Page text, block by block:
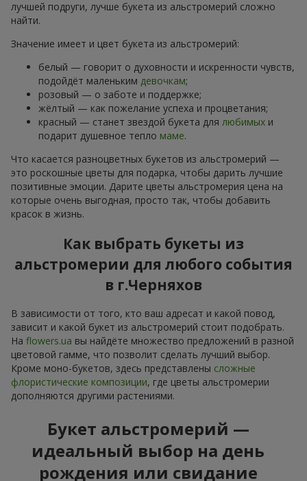
лучшей подруги, лучше букета из альстромерий сложно
найти.
Значение имеет и цвет букета из альстромерий:
белый — говорит о духовности и искренности чувств,
подойдёт маленьким девочкам;
розовый — о заботе и поддержке;
жёлтый — как пожелание успеха и процветания;
красный — станет звездой букета для любимых и
подарит душевное тепло маме.
Что касается разноцветных букетов из альстромерий —
это роскошные цветы для подарка, чтобы дарить лучшие
позитивные эмоции. Дарите цветы альстромерия цена на
которые очень выгодная, просто так, чтобы добавить
красок в жизнь.
Как выбрать букеты из
альстромерии для любого события
в г.Черняхов
В зависимости от того, кто ваш адресат и какой повод,
зависит и какой букет из альстромерий стоит подобрать.
На flowers.ua вы найдёте множество предложений в разной
цветовой гамме, что позволит сделать лучший выбор.
Кроме моно-букетов, здесь представлены сложные
флористические композиции, где цветы альстромерии
дополняются другими растениями.
Букет альстромерий —
идеальный выбор на день
рождения или свидание